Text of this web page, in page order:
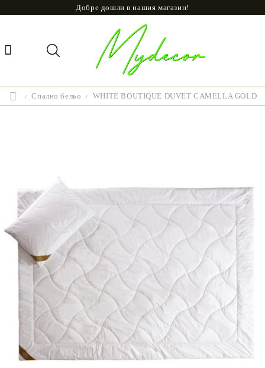
Добре дошли в нашия магазин!
Спално бельо WHITE BOUTIQUE DUVET CAMELLA GOLD